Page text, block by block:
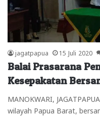
jagatpapua 15 Juli 2020
Balai Prasarana
Kesepakatan
MANOKWARI,
wilayah Papua Barat,